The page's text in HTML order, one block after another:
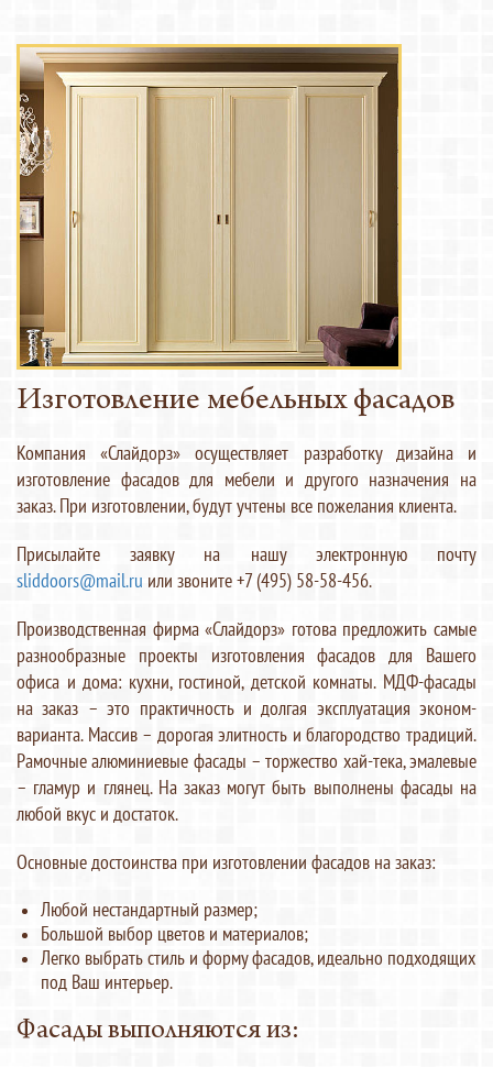
Изготовление мебельных фасадов
Компания «Слайдорз» осуществляет разработку дизайна и
изготовление фасадов для мебели и другого назначения на
заказ. При изготовлении, будут учтены все пожелания клиента.
Присылайте заявку на нашу электронную почту
sliddoors@mail.ru или звоните +7 (495) 58-58-456.
Производственная фирма «Слайдорз» готова предложить самые
разнообразные проекты изготовления фасадов для Вашего
офиса и дома: кухни, гостиной, детской комнаты. МДФ-фасады
на заказ – это практичность и долгая эксплуатация эконом-
варианта. Массив – дорогая элитность и благородство традиций.
Рамочные алюминиевые фасады – торжество хай-тека, эмалевые
– гламур и глянец. На заказ могут быть выполнены фасады на
любой вкус и достаток.
Основные достоинства при изготовлении фасадов на заказ:
Любой нестандартный размер;
Большой выбор цветов и материалов;
Легко выбрать стиль и форму фасадов, идеально подходящих
под Ваш интерьер.
Фасады выполняются из: